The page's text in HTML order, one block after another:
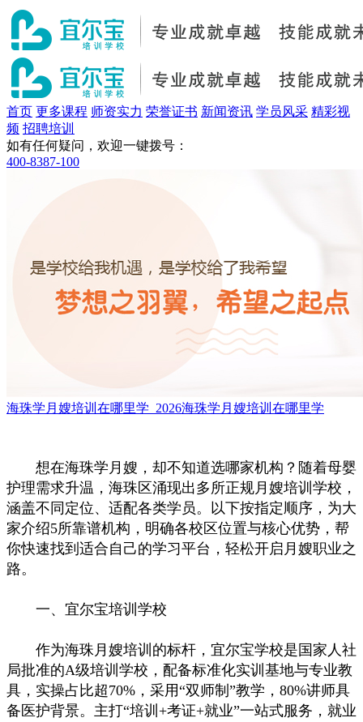
首页 更多课程 师资实力 荣誉证书 新闻资讯 学员风采 精彩视
频 招聘培训
如有任何疑问，欢迎一键拨号：
400-8387-100
海珠学月嫂培训在哪里学_2026海珠学月嫂培训在哪里学
想在海珠学月嫂，却不知道选哪家机构？随着母婴
护理需求升温，海珠区涌现出多所正规月嫂培训学校，
涵盖不同定位、适配各类学员。以下按指定顺序，为大
家介绍5所靠谱机构，明确各校区位置与核心优势，帮
你快速找到适合自己的学习平台，轻松开启月嫂职业之
路。
一、宜尔宝培训学校
作为海珠月嫂培训的标杆，宜尔宝学校是国家人社
局批准的A级培训学校，配备标准化实训基地与专业教
具，实操占比超70%，采用“双师制”教学，80%讲师具
备医护背景。主打“培训+考证+就业”一站式服务，就业